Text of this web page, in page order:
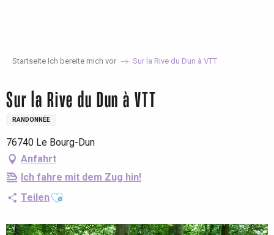
Startseite Ich bereite mich vor Sur la Rive du Dun à VTT
Sur la Rive du Dun à VTT
RANDONNÉE
76740 Le Bourg-Dun
Anfahrt
Ich fahre mit dem Zug hin!
TeilenAjouter aux favoris